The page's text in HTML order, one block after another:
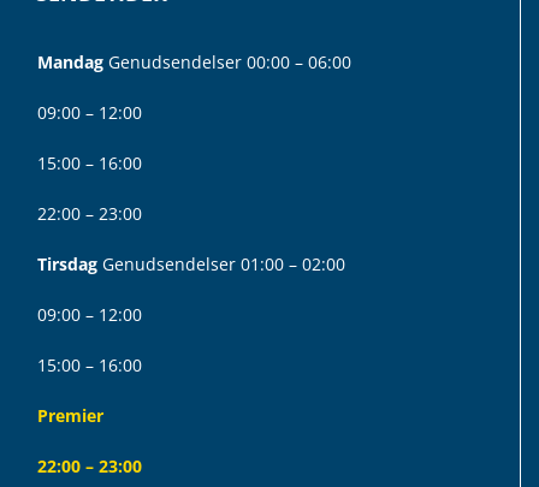
Mandag Genudsendelser 00:00 – 06:00
09:00 – 12:00
15:00 – 16:00
22:00 – 23:00
Tirsdag Genudsendelser 01:00 – 02:00
09:00 – 12:00
15:00 – 16:00
Premier
22:00 – 23:00